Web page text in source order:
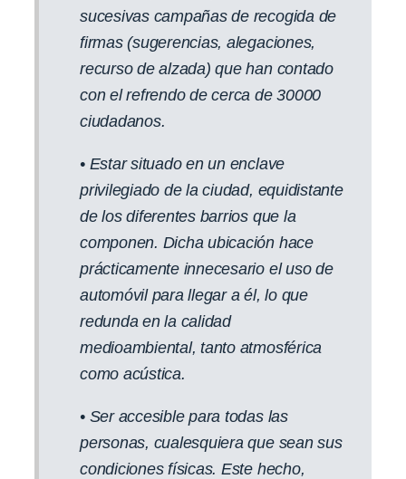
sucesivas campañas de recogida de
firmas (sugerencias, alegaciones,
recurso de alzada) que han contado
con el refrendo de cerca de 30000
ciudadanos.
• Estar situado en un enclave
privilegiado de la ciudad, equidistante
de los diferentes barrios que la
componen. Dicha ubicación hace
prácticamente innecesario el uso de
automóvil para llegar a él, lo que
redunda en la calidad
medioambiental, tanto atmosférica
como acústica.
• Ser accesible para todas las
personas, cualesquiera que sean sus
condiciones físicas. Este hecho,